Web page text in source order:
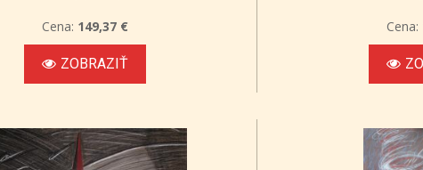
Cena: 149,37 €
ZOBRAZIŤ
Cena: